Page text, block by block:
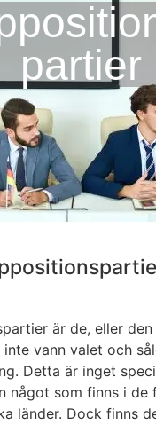
partier
är de, eller den
vann valet och
Detta är inget
något som finns i de
länder. Dock finns